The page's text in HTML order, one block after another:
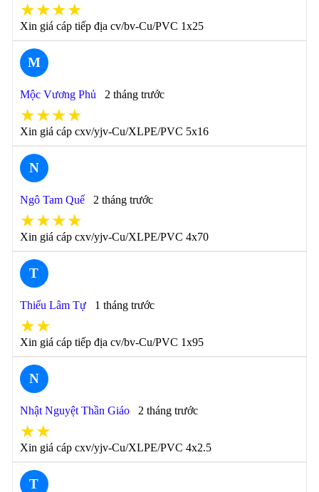
★★★★
Xin giá cáp tiếp địa cv/bv-Cu/PVC 1x25
M
Mộc Vương Phủ 2 tháng trước
★★★★
Xin giá cáp cxv/yjv-Cu/XLPE/PVC 5x16
N
Ngô Tam Quế 2 tháng trước
★★★★
Xin giá cáp cxv/yjv-Cu/XLPE/PVC 4x70
T
Thiếu Lâm Tự 1 tháng trước
★★
Xin giá cáp tiếp địa cv/bv-Cu/PVC 1x95
N
Nhật Nguyệt Thần Giáo 2 tháng trước
★★
Xin giá cáp cxv/yjv-Cu/XLPE/PVC 4x2.5
T